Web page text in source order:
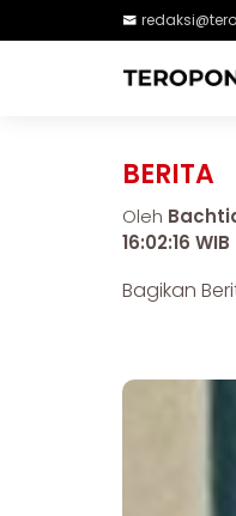
BERITA
Oleh
16:02:16 WIB
Bagikan